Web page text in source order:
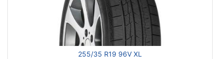
255/35 R19 96V XL